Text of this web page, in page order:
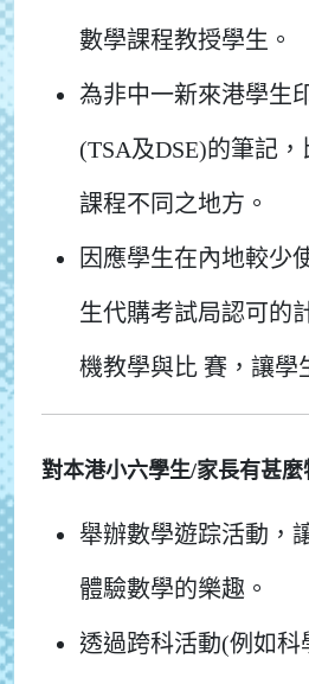
數學課程教授學生。
為非中一新來港學生
(TSA及DSE)的筆記
課程不同之地方。
因應學生在內地較少
生代購考試局認可的
機教學與比 賽，讓學
對本港小六學生/家長有甚麼
舉辦數學遊踪活動，
體驗數學的樂趣。
透過跨科活動(例如